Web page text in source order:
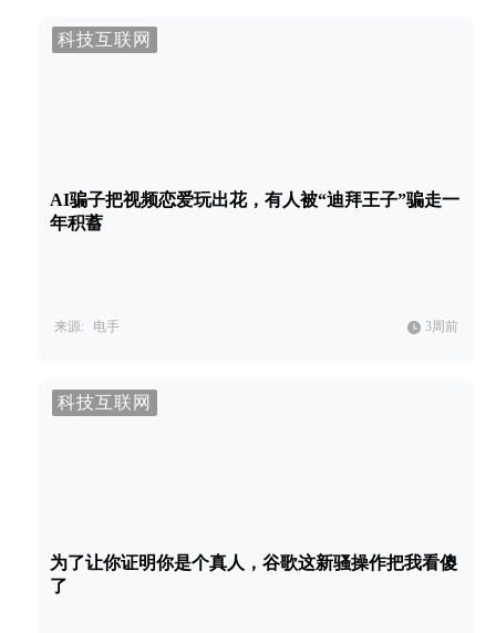
科技互联网
AI骗子把视频恋爱玩出花，有人被“迪拜王子”骗走一
年积蓄
来源: 电手 3周前
科技互联网
为了让你证明你是个真人，谷歌这新骚操作把我看傻
了